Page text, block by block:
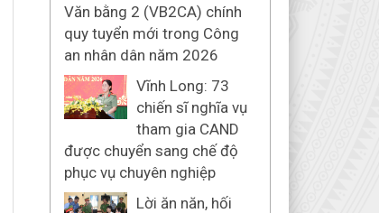
Văn bằng 2 (VB2CA) chính
quy tuyển mới trong Công
an nhân dân năm 2026
Vĩnh Long: 73
chiến sĩ nghĩa vụ
tham gia CAND
được chuyển sang chế độ
phục vụ chuyên nghiệp
Lời ăn năn, hối